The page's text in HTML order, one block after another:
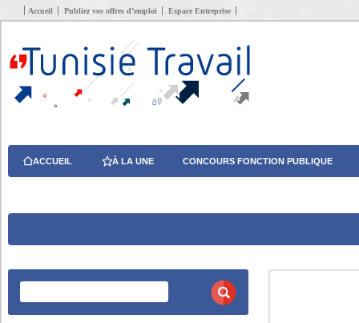
Accueil Publiez vos offres d’emploi Espace Entreprise
ACCUEIL À LA UNE CONCOURS FONCTION PUBLIQUE